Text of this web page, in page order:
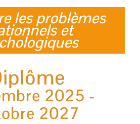
les problèmes
et
2025 -
2027